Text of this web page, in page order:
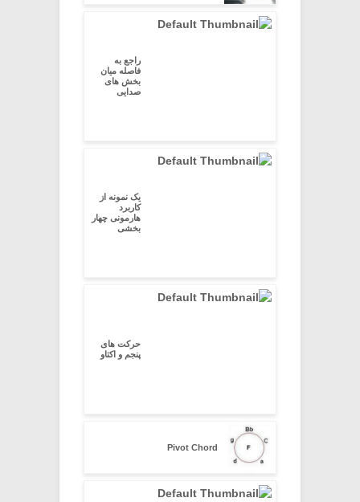
راجع به
فاصله میان
بخش های
صدایی
یک نمونه از
کاربرد
هارمونی چهار
بخشی
حرکت های
پنجم و اکتاو
Pivot Chord